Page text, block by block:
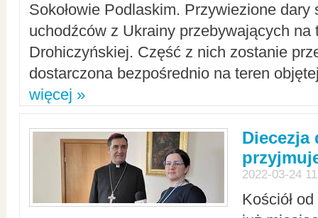
Sokołowie Podlaskim. Przywiezione dary
uchodźców z Ukrainy przebywających na
Drohiczyńskiej. Część z nich zostanie
dostarczona bezpośrednio na teren
więcej »
Diecezja
2022-03-24
Kościół